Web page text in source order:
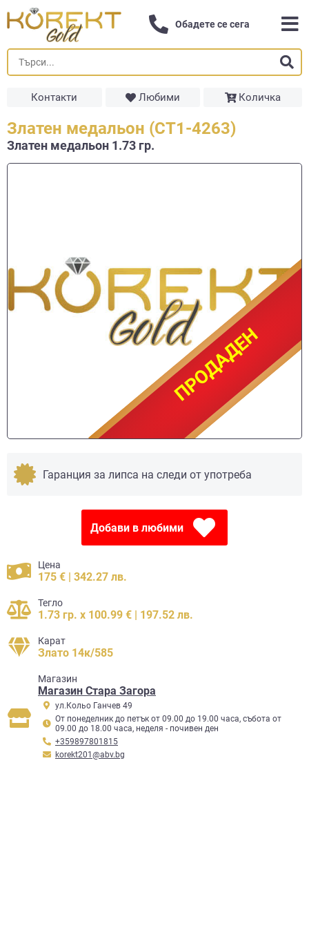
Обадете се сега
Контакти Любими Количка
Златен медальон (СТ1-4263)
Златен медальон 1.73 гр.
ПРОДАДЕН
ПРОДАДЕН
Гаранция за липса на следи от употреба
Добави в любими
Цена
175 € | 342.27 лв.
Тегло
1.73 гр. x 100.99 € | 197.52 лв.
Карат
Злато 14к/585
Mагазин
Магазин Стара Загора
ул.Кольо Ганчев 49
От понеделник до петък от 09.00 до 19.00 часа, събота от
09.00 до 18.00 часа, неделя - почивен ден
+359897801815
korekt201@abv.bg